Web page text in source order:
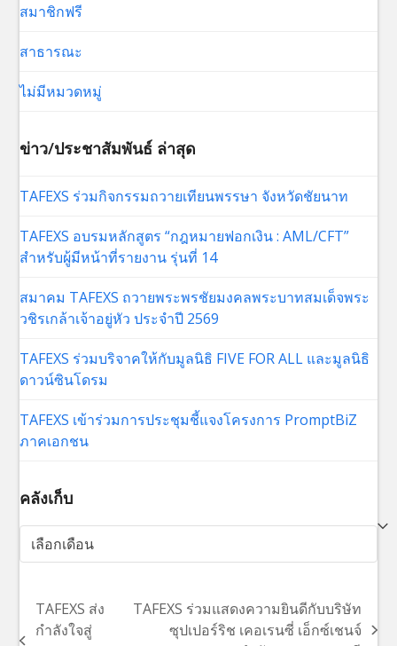
สมาชิกฟรี
สาธารณะ
ไม่มีหมวดหมู่
ข่าว/ประชาสัมพันธ์ ล่าสุด
TAFEXS ร่วมกิจกรรมถวายเทียนพรรษา จังหวัดชัยนาท
TAFEXS อบรมหลักสูตร “กฎหมายฟอกเงิน : AML/CFT”
สำหรับผู้มีหน้าที่รายงาน รุ่นที่ 14
สมาคม TAFEXS ถวายพระพรชัยมงคลพระบาทสมเด็จพระ
วชิรเกล้าเจ้าอยู่หัว ประจำปี 2569
TAFEXS ร่วมบริจาคให้กับมูลนิธิ FIVE FOR ALL และมูลนิธิ
ดาวน์ซินโดรม
TAFEXS เข้าร่วมการประชุมชี้แจงโครงการ PromptBiZ
ภาคเอกชน
คลังเก็บ
คลัง
เก็บ
TAFEXS ส่ง
กำลังใจสู่
TAFEXS ร่วมแสดงความยินดีกับบริษัท
ซุปเปอร์ริช เคอเรนซี่ เอ็กซ์เชนจ์